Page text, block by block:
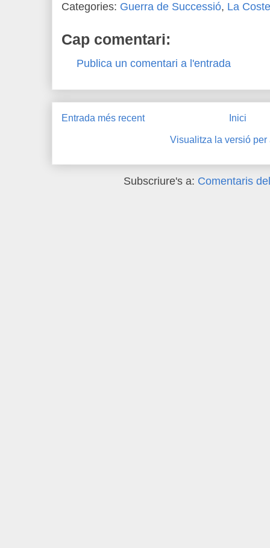
Categories: Guerra de Successió, La
Cap comentari:
Publica un comentari a l'entrada
Entrada més recent Inici
Visualitza la versió per
Subscriure's a: Comentaris